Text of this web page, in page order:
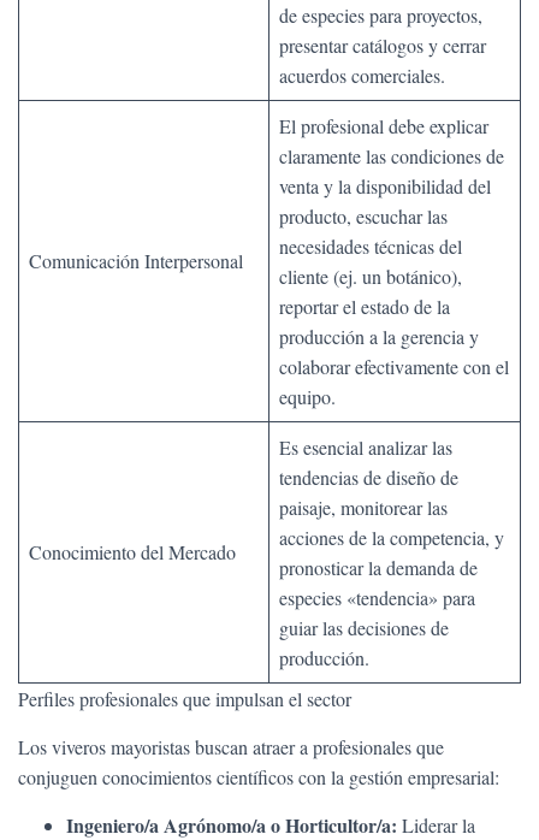
de especies para proyectos,
presentar catálogos y cerrar
acuerdos comerciales.
Comunicación Interpersonal
El profesional debe explicar
claramente las condiciones de
venta y la disponibilidad del
producto, escuchar las
necesidades técnicas del
cliente (ej. un botánico),
reportar el estado de la
producción a la gerencia y
colaborar efectivamente con el
equipo.
Conocimiento del Mercado
Es esencial analizar las
tendencias de diseño de
paisaje, monitorear las
acciones de la competencia, y
pronosticar la demanda de
especies «tendencia» para
guiar las decisiones de
producción.
Perfiles profesionales que impulsan el sector
Los viveros mayoristas buscan atraer a profesionales que
conjuguen conocimientos científicos con la gestión empresarial:
Ingeniero/a Agrónomo/a o Horticultor/a: Liderar la